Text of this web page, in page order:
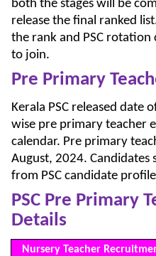
both the stages will be
release the final ranked
the rank and PSC
to join.
Pre Primary
Kerala PSC released date
wise pre primary teacher
calendar. Pre primary
August, 2024.
from PSC candidate
PSC Pre Primary
Details
Nursery Teacher